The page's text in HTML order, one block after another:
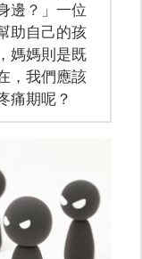
邊？」一位
助自己的孩
媽媽則是既
，我們應該
痛期呢？